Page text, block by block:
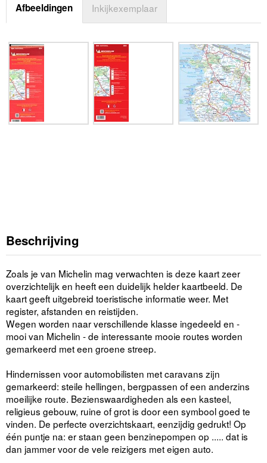
Afbeeldingen Inkijkexemplaar
Beschrijving
Zoals je van Michelin mag verwachten is deze kaart zeer
overzichtelijk en heeft een duidelijk helder kaartbeeld. De
kaart geeft uitgebreid toeristische informatie weer. Met
register, afstanden en reistijden.
Wegen worden naar verschillende klasse ingedeeld en -
mooi van Michelin - de interessante mooie routes worden
gemarkeerd met een groene streep.
Hindernissen voor automobilisten met caravans zijn
gemarkeerd: steile hellingen, bergpassen of een anderzins
moeilijke route. Bezienswaardigheden als een kasteel,
religieus gebouw, ruine of grot is door een symbool goed te
vinden. De perfecte overzichtskaart, eenzijdig gedrukt! Op
één puntje na: er staan geen benzinepompen op ..... dat is
dan jammer voor de vele reizigers met eigen auto.